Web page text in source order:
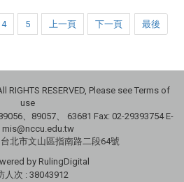
4 5 上一頁 下一頁 最後
RESERVED, Please see Terms of
use
、89057、
63681 Fax: 02-29393754 E-
mis@nccu.edu.tw
北市文山區指南路二段64號
by RulingDigital
人次 : 38043912